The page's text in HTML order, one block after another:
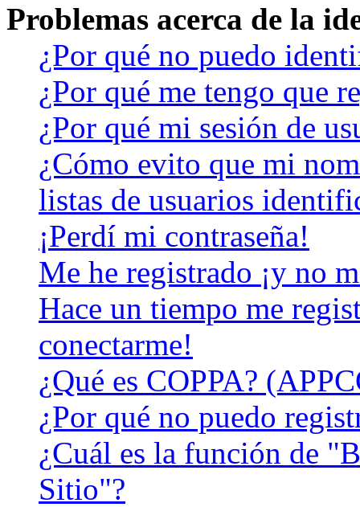
Problemas acerca de la
¿Por qué no puedo
¿Por qué me tengo que
¿Por qué mi sesión de
¿Cómo evito que mi
listas de usuarios
¡Perdí mi contraseña!
Me he registrado ¡y no
Hace un tiempo me
conectarme!
¿Qué es COPPA?
¿Por qué no puedo
¿Cuál es la función de
Sitio"?